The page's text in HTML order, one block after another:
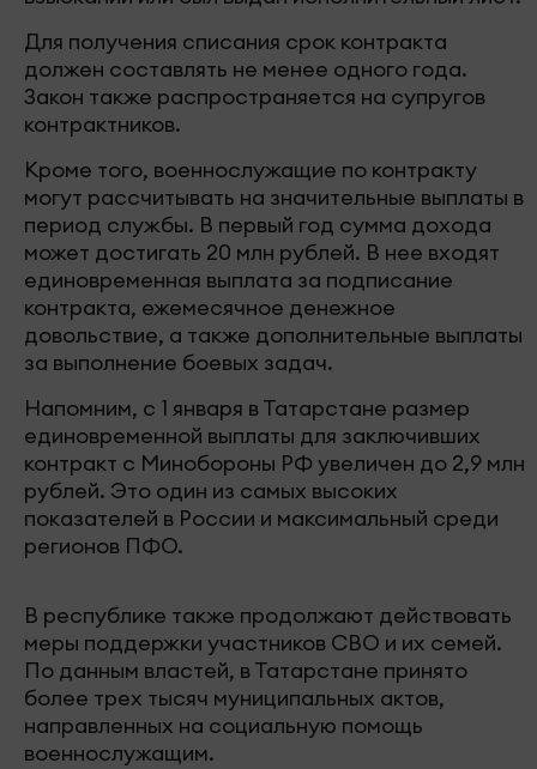
Для получения списания срок контракта
должен составлять не менее одного года.
Закон также распространяется на супругов
контрактников.
Кроме того, военнослужащие по контракту
могут рассчитывать на значительные выплаты в
период службы. В первый год сумма дохода
может достигать 20 млн рублей. В нее входят
единовременная выплата за подписание
контракта, ежемесячное денежное
довольствие, а также дополнительные выплаты
за выполнение боевых задач.
Напомним, с 1 января в Татарстане размер
единовременной выплаты для заключивших
контракт с Минобороны РФ увеличен до 2,9 млн
рублей. Это один из самых высоких
показателей в России и максимальный среди
регионов ПФО.
В республике также продолжают действовать
меры поддержки участников СВО и их семей.
По данным властей, в Татарстане принято
более трех тысяч муниципальных актов,
направленных на социальную помощь
военнослужащим.